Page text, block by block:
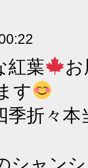
紅葉
す
季折々